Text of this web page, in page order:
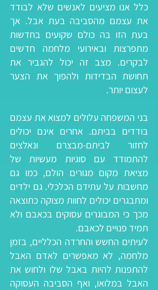
כלל אנו מציעים לאנשים שלא לבודד
את עצמם מהסביבה בעת אבל. אך
בעת הזו בה כולם שקועים בחדשות
מתפרצות ובאירועי מלחמה חדשים
לבקרים. מצב זה יכול להגביר את
תחושת הבדידות ולהפוך את הצער
לעצום יותר.
בני המשפחה עלולים למצוא את עצמם
בודדים בביתם. אחרים אינם יכולים
לחזור לביתם-מבצרם ונאלצים
להתמודד עם סוגיות מעשיות של
מציאת מקום מגורים הולם, כמו גם
מחשבות על עתידם הכלכלי. גם ילדים
ומתבגרים יכולים לחוות מצוקה כתוצאה
מכך כי המבוגרים עסוקים בכאבם ולא
תמיד פנויים לכאבם.
לעיתים החשש והחרדה הכלליים, בזמן
מלחמה, לא מאפשרים לאדם האבל
להתפנות להיות באבל שלו ולחוש את
האבל במלואו, ואף הסביבה העסוקה